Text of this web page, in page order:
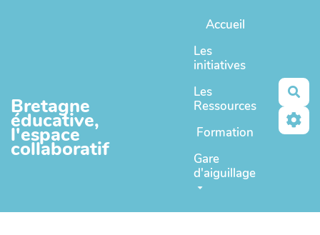
Bretagne
éducative,
l'espace
collaboratif
Accueil
Les
initiatives
Les
Ressources
Formation
Gare
d'aiguillage